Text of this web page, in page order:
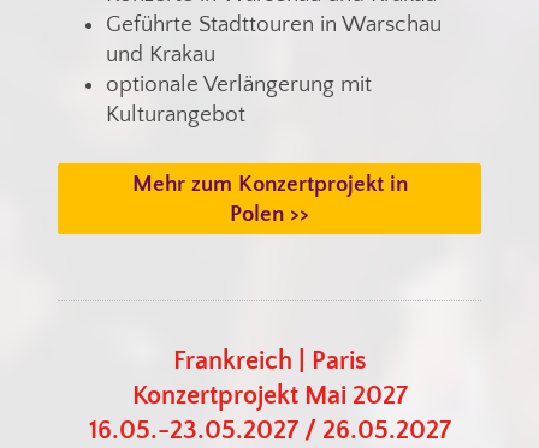
Geführte Stadttouren in Warschau
und Krakau
optionale Verlängerung mit
Kulturangebot
Mehr zum Konzertprojekt in
Polen >>
Frankreich | Paris
Konzertprojekt Mai 2027
16.05.-23.05.2027 / 26.05.2027